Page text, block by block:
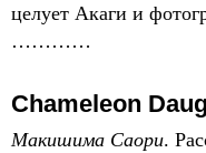
целует Акаги и
…………
Chameleon
Макишима Саори.